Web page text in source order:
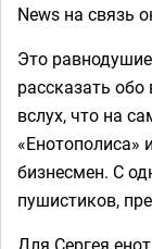
News на связь
Это
рассказать обо
вслух, что на
«Енотополиса»
бизнесмен. С
пушистиков,